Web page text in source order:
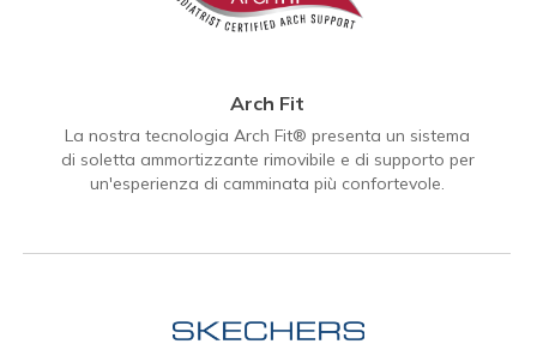
Arch Fit
La nostra tecnologia Arch Fit® presenta un sistema
di soletta ammortizzante rimovibile e di supporto per
un'esperienza di camminata più confortevole.